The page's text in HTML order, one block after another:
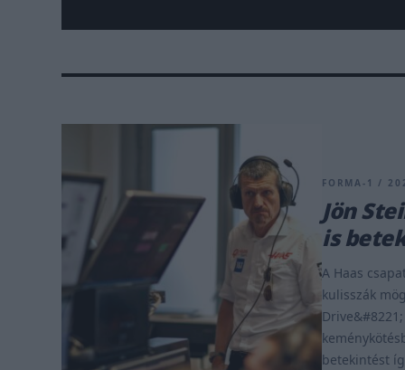
FORMA-1 /
Jön
is
A Haas
kulisszák
betekintést